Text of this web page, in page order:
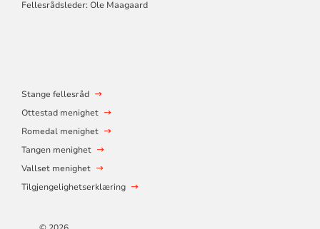
Fellesrådsleder: Ole Maagaard
Stange fellesråd
Ottestad menighet
Romedal menighet
Tangen menighet
Vallset menighet
Tilgjengelighetserklæring